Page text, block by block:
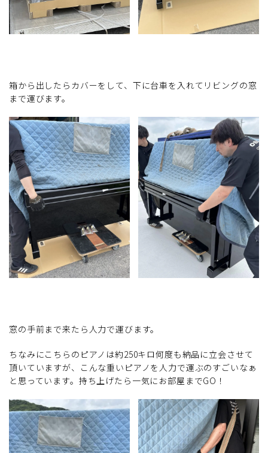
箱から出したらカバーをして、下に台車を入れてリビングの窓
まで運びます。
窓の手前まで来たら人力で運びます。
ちなみにこちらのピアノは約250キロ何度も納品に立会させて
頂いていますが、こんな重いピアノを人力で運ぶのすごいなぁ
と思っています。持ち上げたら一気にお部屋までGO！